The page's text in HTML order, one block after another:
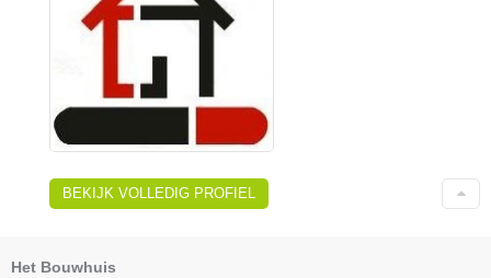
BEKIJK VOLLEDIG PROFIEL
Het Bouwhuis